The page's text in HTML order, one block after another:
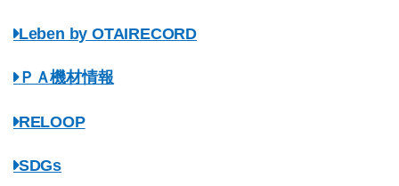
Leben by OTAIRECORD
ＰＡ機材情報
RELOOP
SDGs